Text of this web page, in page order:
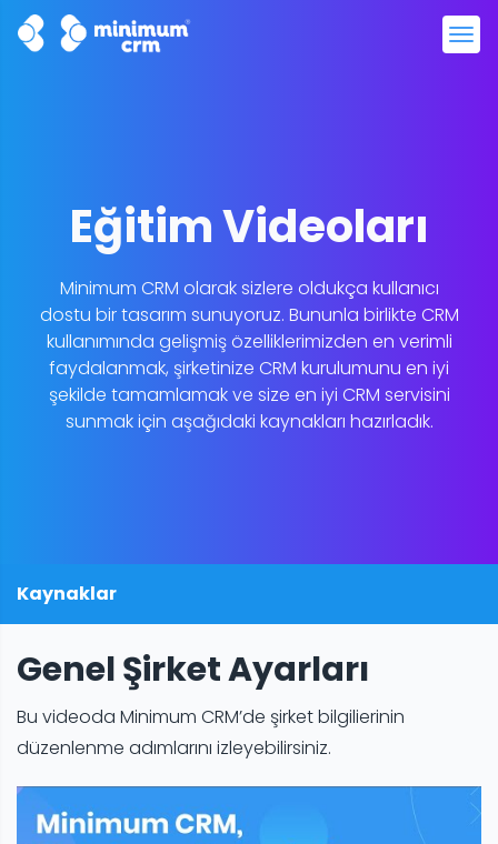
Eğitim Videoları
Minimum CRM olarak sizlere oldukça kullanıcı
dostu bir tasarım sunuyoruz. Bununla birlikte CRM
kullanımında gelişmiş özelliklerimizden en verimli
faydalanmak, şirketinize CRM kurulumunu en iyi
şekilde tamamlamak ve size en iyi CRM servisini
sunmak için aşağıdaki kaynakları hazırladık.
Kaynaklar
Genel Şirket Ayarları
Bu videoda Minimum CRM’de şirket bilgilierinin
düzenlenme adımlarını izleyebilirsiniz.